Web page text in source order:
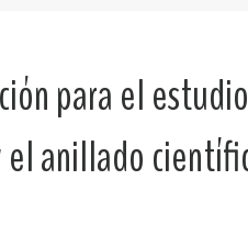
para el
anillado